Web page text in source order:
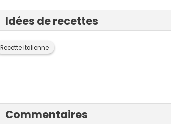
Idées de recettes
Recette italienne
Commentaires